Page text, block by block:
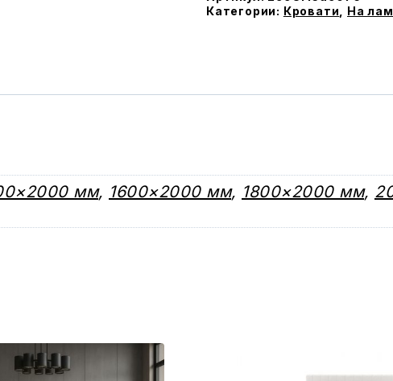
ламеляx
Категории: Кровати На
мм, 1600×2000 мм, 1800×2000 мм,